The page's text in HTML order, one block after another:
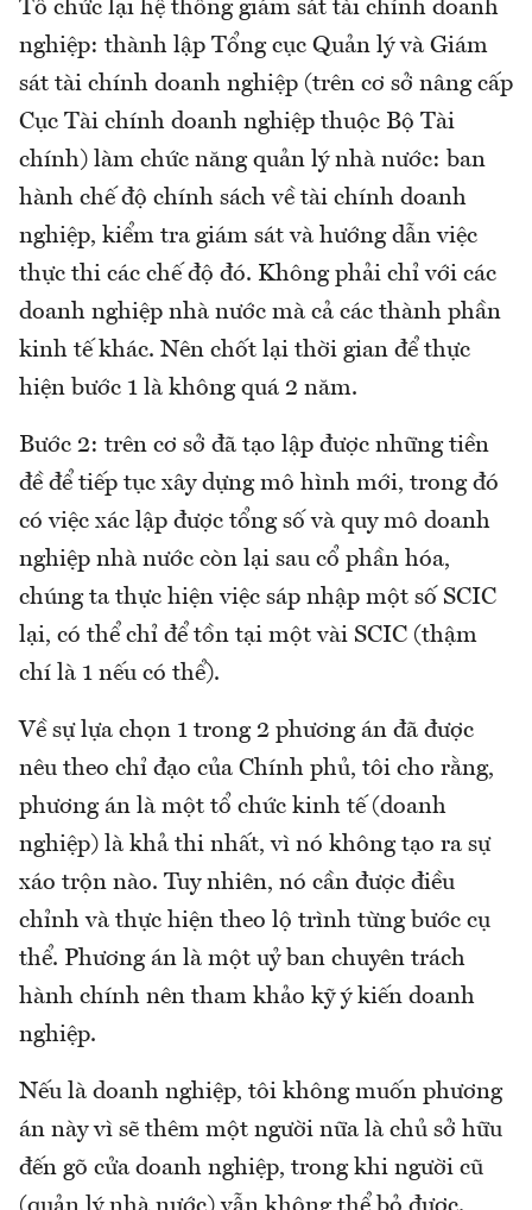
Tổ chức lại hệ thống giám sát tài chính doanh
nghiệp: thành lập Tổng cục Quản lý và Giám
sát tài chính doanh nghiệp (trên cơ sở nâng cấp
Cục Tài chính doanh nghiệp thuộc Bộ Tài
chính) làm chức năng quản lý nhà nước: ban
hành chế độ chính sách về tài chính doanh
nghiệp, kiểm tra giám sát và hướng dẫn việc
thực thi các chế độ đó. Không phải chỉ với các
doanh nghiệp nhà nước mà cả các thành phần
kinh tế khác. Nên chốt lại thời gian để thực
hiện bước 1 là không quá 2 năm.
Bước 2: trên cơ sở đã tạo lập được những tiền
đề để tiếp tục xây dựng mô hình mới, trong đó
có việc xác lập được tổng số và quy mô doanh
nghiệp nhà nước còn lại sau cổ phần hóa,
chúng ta thực hiện việc sáp nhập một số SCIC
lại, có thể chỉ để tồn tại một vài SCIC (thậm
chí là 1 nếu có thể).
Về sự lựa chọn 1 trong 2 phương án đã được
nêu theo chỉ đạo của Chính phủ, tôi cho rằng,
phương án là một tổ chức kinh tế (doanh
nghiệp) là khả thi nhất, vì nó không tạo ra sự
xáo trộn nào. Tuy nhiên, nó cần được điều
chỉnh và thực hiện theo lộ trình từng bước cụ
thể. Phương án là một uỷ ban chuyên trách
hành chính nên tham khảo kỹ ý kiến doanh
nghiệp.
Nếu là doanh nghiệp, tôi không muốn phương
án này vì sẽ thêm một người nữa là chủ sở hữu
đến gõ cửa doanh nghiệp, trong khi người cũ